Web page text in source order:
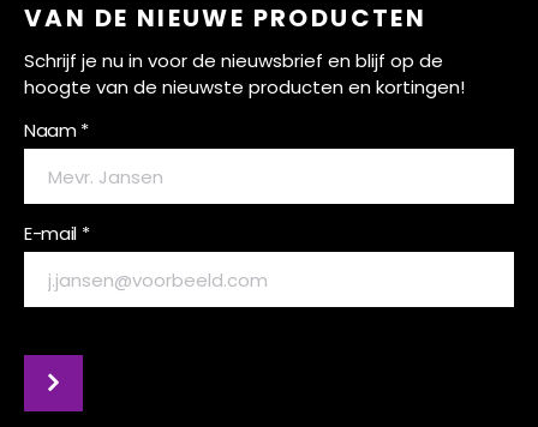
VAN DE NIEUWE PRODUCTEN
Schrijf je nu in voor de nieuwsbrief en blijf op de
hoogte van de nieuwste producten en kortingen!
Naam *
E-mail *